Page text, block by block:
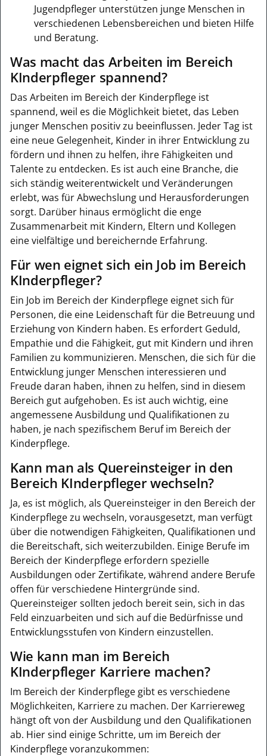
Jugendpfleger unterstützen junge Menschen in
verschiedenen Lebensbereichen und bieten Hilfe
und Beratung.
Was macht das Arbeiten im Bereich
KInderpfleger spannend?
Das Arbeiten im Bereich der Kinderpflege ist
spannend, weil es die Möglichkeit bietet, das Leben
junger Menschen positiv zu beeinflussen. Jeder Tag ist
eine neue Gelegenheit, Kinder in ihrer Entwicklung zu
fördern und ihnen zu helfen, ihre Fähigkeiten und
Talente zu entdecken. Es ist auch eine Branche, die
sich ständig weiterentwickelt und Veränderungen
erlebt, was für Abwechslung und Herausforderungen
sorgt. Darüber hinaus ermöglicht die enge
Zusammenarbeit mit Kindern, Eltern und Kollegen
eine vielfältige und bereichernde Erfahrung.
Für wen eignet sich ein Job im Bereich
KInderpfleger?
Ein Job im Bereich der Kinderpflege eignet sich für
Personen, die eine Leidenschaft für die Betreuung und
Erziehung von Kindern haben. Es erfordert Geduld,
Empathie und die Fähigkeit, gut mit Kindern und ihren
Familien zu kommunizieren. Menschen, die sich für die
Entwicklung junger Menschen interessieren und
Freude daran haben, ihnen zu helfen, sind in diesem
Bereich gut aufgehoben. Es ist auch wichtig, eine
angemessene Ausbildung und Qualifikationen zu
haben, je nach spezifischem Beruf im Bereich der
Kinderpflege.
Kann man als Quereinsteiger in den
Bereich KInderpfleger wechseln?
Ja, es ist möglich, als Quereinsteiger in den Bereich der
Kinderpflege zu wechseln, vorausgesetzt, man verfügt
über die notwendigen Fähigkeiten, Qualifikationen und
die Bereitschaft, sich weiterzubilden. Einige Berufe im
Bereich der Kinderpflege erfordern spezielle
Ausbildungen oder Zertifikate, während andere Berufe
offen für verschiedene Hintergründe sind.
Quereinsteiger sollten jedoch bereit sein, sich in das
Feld einzuarbeiten und sich auf die Bedürfnisse und
Entwicklungsstufen von Kindern einzustellen.
Wie kann man im Bereich
KInderpfleger Karriere machen?
Im Bereich der Kinderpflege gibt es verschiedene
Möglichkeiten, Karriere zu machen. Der Karriereweg
hängt oft von der Ausbildung und den Qualifikationen
ab. Hier sind einige Schritte, um im Bereich der
Kinderpflege voranzukommen: